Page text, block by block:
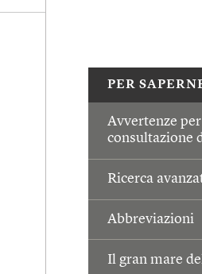
PER
Avvertenze
consultazione
Ricerca
Abbreviazioni
Il gran mare